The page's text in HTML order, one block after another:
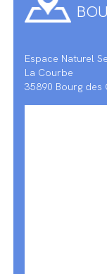
Espace Naturel
La Courbe
35890 Bourg des